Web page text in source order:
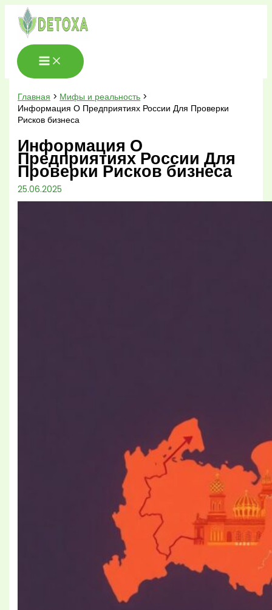
Перейти
содержимому
Главная
Мифы и реальность
Информация О Предприятиях России Для Проверки
Рисков бизнеса
Информация О
Предприятиях России Для
Проверки Рисков бизнеса
25.06.2025